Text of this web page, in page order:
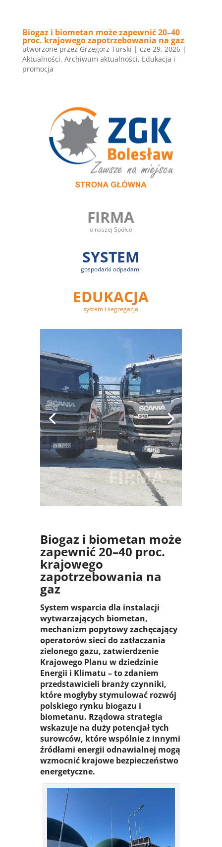
Biogaz i biometan może zapewnić 20–40
proc. krajowego zapotrzebowania na gaz
utworzone przez Grzegorz Turski | cze 29, 2026|
Aktualności, Archiwum aktualności, Edukacja i
promocja
FIRMA
o naszej Spółce
SYSTEM
gospodarki odpadami
EDUKACJA
system i segregacja
SYSTEM
Biogaz i biometan może
zapewnić 20–40 proc.
krajowego
zapotrzebowania na
gaz
System wsparcia dla instalacji
wytwarzających biometan,
mechanizm popytowy zachęcający
operatorów sieci do zatłaczania
zielonego gazu, zatwierdzenie
Krajowego Planu w dziedzinie
Energii i Klimatu – to zdaniem
przedstawicieli branży czynniki,
które mogłyby stymulować rozwój
polskiego rynku biogazu i
biometanu. Rządowa strategia
wskazuje na duży potencjał tych
surowców, które wspólnie z innymi
źródłami energii odnawialnej mogą
wzmocnić krajowe bezpieczeństwo
energetyczne.